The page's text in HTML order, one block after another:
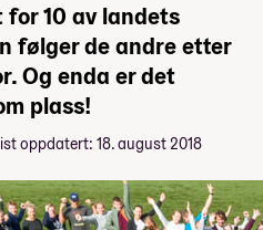
10 av landets
følger de andre etter
Og enda er det
plass!
oppdatert: 18. august 2018